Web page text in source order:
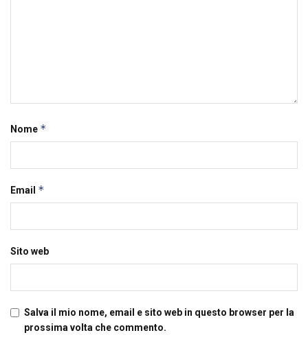
Nome *
Email *
Sito web
Salva il mio nome, email e sito web in questo browser per la
prossima volta che commento.